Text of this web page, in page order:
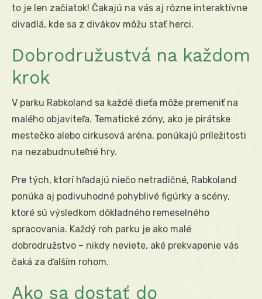
to je len začiatok! Čakajú na vás aj rôzne interaktívne
divadlá, kde sa z divákov môžu stať herci.
Dobrodružustvá na každom
krok
V parku Rabkoland sa každé dieťa môže premeniť na
malého objaviteľa. Tematické zóny, ako je pirátske
mestečko alebo cirkusová aréna, ponúkajú príležitosti
na nezabudnuteľné hry.
Pre tých, ktorí hľadajú niečo netradičné, Rabkoland
ponúka aj podivuhodné pohyblivé figúrky a scény,
ktoré sú výsledkom dôkladného remeselného
spracovania. Každý roh parku je ako malé
dobrodružstvo – nikdy neviete, aké prekvapenie vás
čaká za ďalším rohom.
Ako sa dostať do